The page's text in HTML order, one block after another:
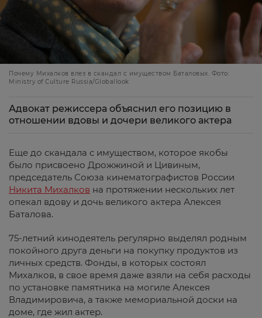
Почему Михалков влез в скандал с имуществом Баталовых. Фото:
Ministry of Culture Russia/Globallook
Адвокат режиссера объяснил его позицию в
отношении вдовы и дочери великого актера
Еще до скандала с имуществом, которое якобы
было присвоено Дрожжиной и Цивиным,
председатель Союза кинематографистов России
Никита Михалков на протяжении нескольких лет
опекал вдову и дочь великого актера Алексея
Баталова.
75-летний кинодеятель регулярно выделял родным
покойного друга деньги на покупку продуктов из
личных средств. Фонды, в которых состоял
Михалков, в свое время даже взяли на себя расходы
по установке памятника на могиле Алексея
Владимировича, а также мемориальной доски на
доме, где жил актер.